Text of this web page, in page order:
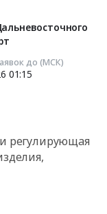
до (МСК)
01:15
регулирующая